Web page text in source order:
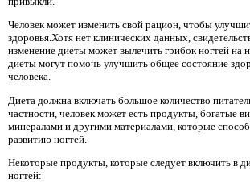
Человек может изменить свой рацион, чтобы
здоровья.Хотя нет клинических данных,
изменение диеты может вылечить грибок ногтей на
диеты могут помочь улучшить общее состояние
человека.
Диета должна включать большое количество
частности, человек может есть продукты, богатые
минералами и другими материалами, которые
развитию ногтей.
Некоторые продукты, которые следует включить в
ногтей: